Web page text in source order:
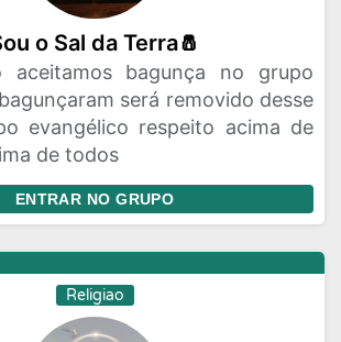
o Sal da Terra🧂
aceitamos bagunça no grupo
será removido desse
evangélico respeito acima de
de todos
ENTRAR NO GRUPO
Religiao